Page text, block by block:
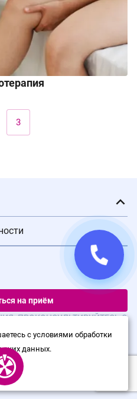
3
на приём
ПРОКОНСУЛЬТИРУЙТЕСЬ С
«Варикоза нет», 2026
с условиями обработки
данных.